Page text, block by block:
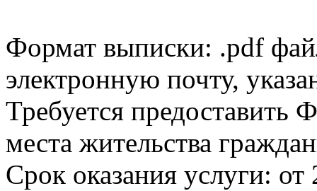
Формат выписки: .pdf
электронную почту,
Требуется
места жительства
Срок оказания услуги: от